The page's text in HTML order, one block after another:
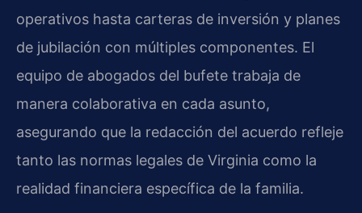
operativos hasta carteras de inversión y planes
de jubilación con múltiples componentes. El
equipo de abogados del bufete trabaja de
manera colaborativa en cada asunto,
asegurando que la redacción del acuerdo refleje
tanto las normas legales de Virginia como la
realidad financiera específica de la familia.